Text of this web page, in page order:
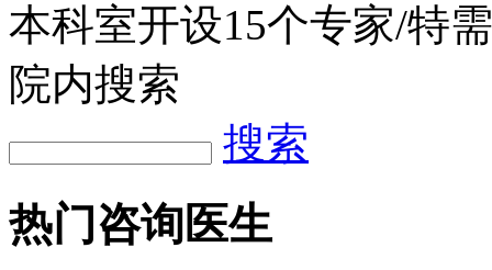
本科室开设15个专家/特
院内搜索
搜索
热门咨询医生